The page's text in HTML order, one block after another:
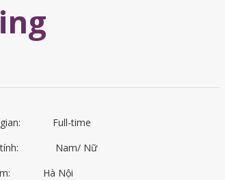
Full-time
Nam/ Nữ
Hà Nội